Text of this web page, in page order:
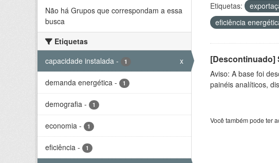
Não há Grupos que correspondam a essa
busca
Etiquetas
capacidade instalada - 1 x
demanda energética - 1
demografia - 1
economia - 1
eficiência - 1
Etiquetas:
eficiência
[Descontinuado]
Aviso: A base foi
painéis analíticos,
Você também pode ter